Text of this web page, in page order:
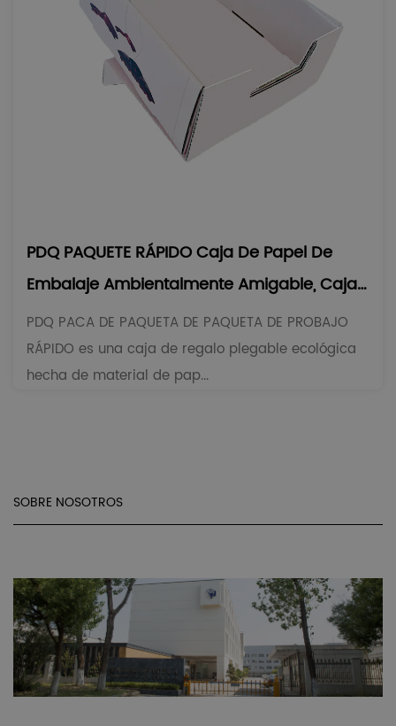
PDQ PAQUETE RÁPIDO Caja De Papel De
Embalaje Ambientalmente Amigable, Caja
De Regalo Plegable
PDQ PACA DE PAQUETA DE PAQUETA DE PROBAJO
RÁPIDO es una caja de regalo plegable ecológica
hecha de material de pap...
SOBRE NOSOTROS